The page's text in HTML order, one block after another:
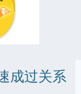
成过关系